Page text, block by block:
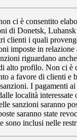
ci è consentito
di Donetsk,
clienti i quali
imposte in relazione
riguardano
alto profilo. Non ci è
a favore di clienti e
I pagamenti ai
località interessate
sanzioni saranno
saranno state
sono inclusi nelle